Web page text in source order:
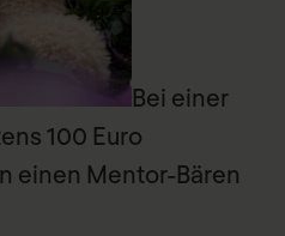
Bei einer
100 Euro
einen Mentor-Bären